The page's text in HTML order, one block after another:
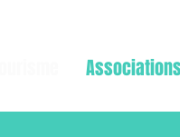
Associations